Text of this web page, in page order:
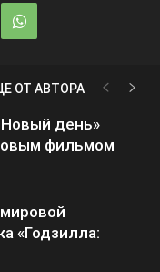
ОТ АВТОРА
Новый день»
фильмом
«Годзилла: